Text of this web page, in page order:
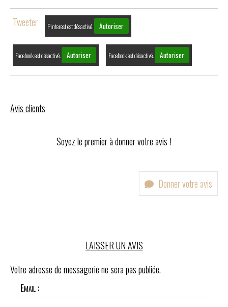
Tweeter Pinterest est désactivé. Autoriser
Facebook est désactivé. Autoriser Facebook est désactivé. Autoriser
Avis clients
Soyez le premier à donner votre avis !
Donner votre avis
LAISSER UN AVIS
Votre adresse de messagerie ne sera pas publiée.
Email :